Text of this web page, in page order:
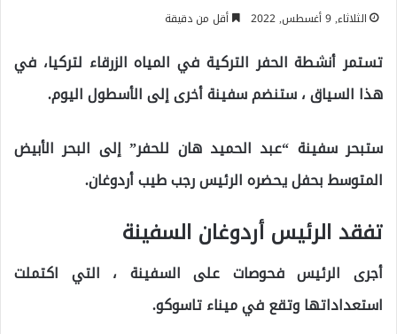
الثلاثاء, 9 أغسطس, 2022 أقل من دقيقة
تستمر أنشطة الحفر التركية في المياه الزرقاء لتركيا، في
هذا السياق ، ستنضم سفينة أخرى إلى الأسطول اليوم.
ستبحر سفينة “عبد الحميد هان للحفر” إلى البحر الأبيض
المتوسط ​​بحفل يحضره الرئيس رجب طيب أردوغان.
تفقد الرئيس أردوغان السفينة
أجرى الرئيس فحوصات على السفينة ، التي اكتملت
استعداداتها وتقع في ميناء تاسوكو.